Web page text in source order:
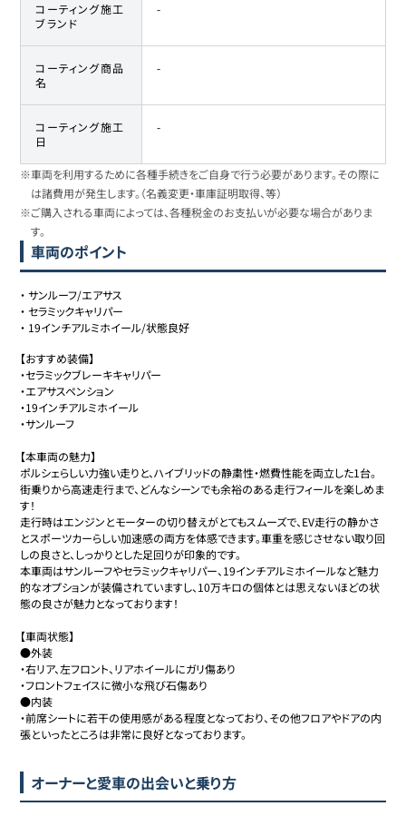
コーティング施工
ブランド
-
コーティング商品
名
-
コーティング施工
日
-
※車両を利用するために各種手続きをご自身で行う必要があります。その際に
は諸費用が発生します。（名義変更・車庫証明取得、等）
※ご購入される車両によっては、各種税金のお支払いが必要な場合がありま
す。
車両のポイント
・サンルーフ/エアサス
・セラミックキャリパー
・ 19インチアルミホイール/状態良好
【おすすめ装備】
・セラミックブレーキキャリパー
・エアサスペンション
・19インチアルミホイール
・サンルーフ
【本車両の魅力】
ポルシェらしい力強い走りと、ハイブリッドの静粛性・燃費性能を両立した1台。
街乗りから高速走行まで、どんなシーンでも余裕のある走行フィールを楽しめま
す！
走行時はエンジンとモーターの切り替えがとてもスムーズで、EV走行の静かさ
とスポーツカーらしい加速感の両方を体感できます。車重を感じさせない取り回
しの良さと、しっかりとした足回りが印象的です。
本車両はサンルーフやセラミックキャリパー、19インチアルミホイールなど魅力
的なオプションが装備されていますし、10万キロの個体とは思えないほどの状
態の良さが魅力となっております！
【車両状態】
●外装
・右リア、左フロント、リアホイールにガリ傷あり
・フロントフェイスに微小な飛び石傷あり
●内装
・前席シートに若干の使用感がある程度となっており、その他フロアやドアの内
張といったところは非常に良好となっております。
オーナーと愛車の出会いと乗り方